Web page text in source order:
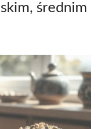
średnim